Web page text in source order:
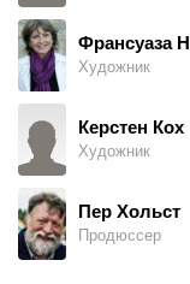
Франсуаза
Художник
Керстен Кох
Художник
Пер Хольст
Продюссер